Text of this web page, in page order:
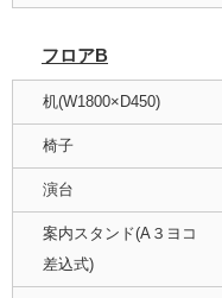
フロアB
机(W1800×D450)
椅子
演台
案内スタンド(A３ヨコ
差込式)